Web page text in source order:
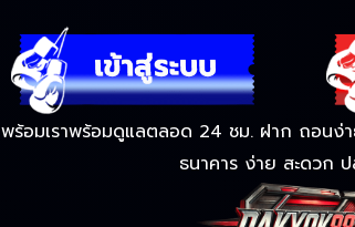
พร้อมเราพร้อมดูแลตลอด 24 ชม. ฝาก ถอนง่
ธนาคาร ง่าย สะดวก